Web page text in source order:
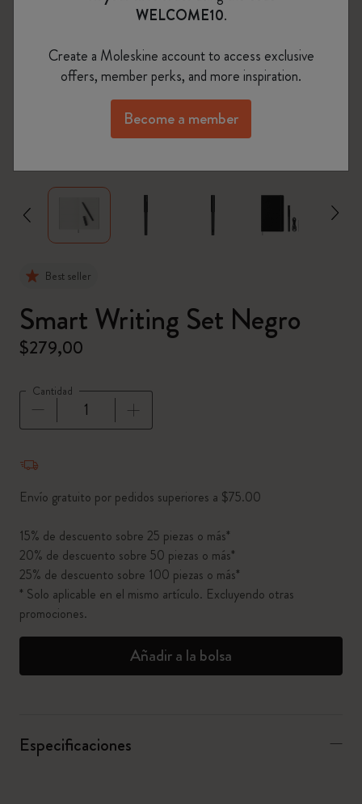
zoom.cta
Best seller
Smart Writing Set Negro
$279,00
Cantidad
Envío gratuito por pedidos superiores a $75.00
15% de descuento sobre 25 piezas o más*
20% de descuento sobre 50 piezas o más*
25% de descuento sobre 100 piezas o más*
* Solo aplicable en el mismo artículo. Excluyendo otras
promociones.
Añadir a la bolsa
Especificaciones
WELCOME10.
Create a Moleskine account to access exclusive
offers, member perks, and more inspiration.
Become a member